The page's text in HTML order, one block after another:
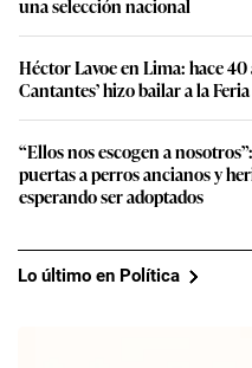
Héctor Lavoe en Lima: hace 40
Cantantes’ hizo bailar a la
“Ellos nos escogen a
puertas a perros ancianos y
esperando ser adoptados
Lo último en Política